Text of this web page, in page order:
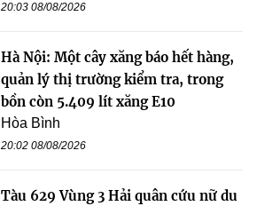
20:03 08/08/2026
Hà Nội: Một cây xăng báo hết hàng,
quản lý thị trường kiểm tra, trong
bồn còn 5.409 lít xăng E10
Hòa Bình
20:02 08/08/2026
Tàu 629 Vùng 3 Hải quân cứu nữ du